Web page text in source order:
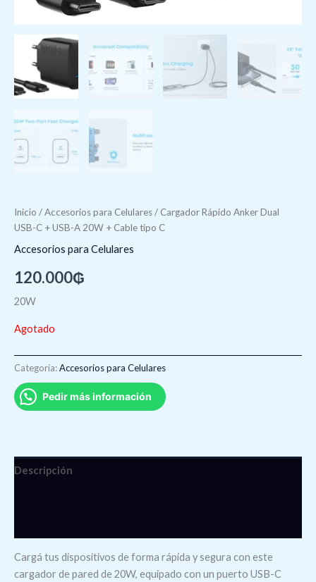
Inicio /Accesorios para Celulares/ Cargador Rápido Anker Dual
USB-C + USB-A 20W + Cable tipo C
Accesorios para Celulares
120.000₲
20W
Agotado
Categoría:Accesorios para Celulares
Pedir más información
Descripción
Cargá tus dispositivos de forma rápida y segura con este
cargador de pared de 20W, equipado con un puerto USB-C